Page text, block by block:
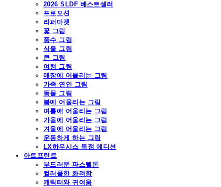
2026 SLDF 베스트셀러
프로모션
리퍼마켓
꽃 그림
풍수 그림
식물 그림
큰 그림
여행 그림
매장에 어울리는 그림
가족 연인 그림
동물 그림
봄에 어울리는 그림
여름에 어울리는 그림
가을에 어울리는 그림
겨울에 어울리는 그림
운동하게 하는 그림
LX하우시스 독점 에디션
아트프린트
부드러운 파스텔톤
컬러풀한 화려함
캐릭터와 귀여움